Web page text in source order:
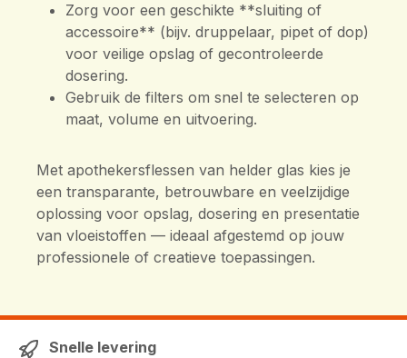
Zorg voor een geschikte **sluiting of
accessoire** (bijv. druppelaar, pipet of dop)
voor veilige opslag of gecontroleerde
dosering.
Gebruik de filters om snel te selecteren op
maat, volume en uitvoering.
Met apothekersflessen van helder glas kies je
een transparante, betrouwbare en veelzijdige
oplossing voor opslag, dosering en presentatie
van vloeistoffen — ideaal afgestemd op jouw
professionele of creatieve toepassingen.
Snelle levering